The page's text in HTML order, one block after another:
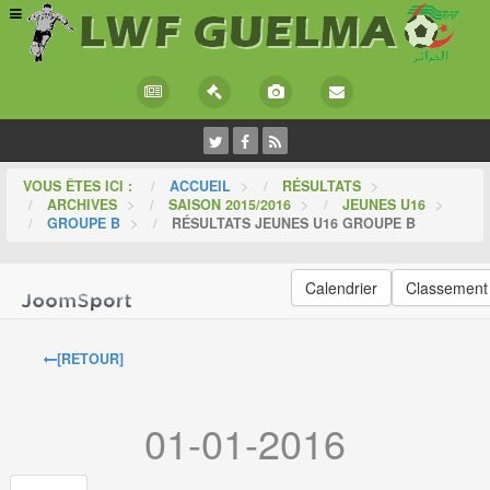
VOUS ÊTES ICI : ACCUEIL > RÉSULTATS >
ARCHIVES > SAISON 2015/2016 > JEUNES U16 >
GROUPE B > RÉSULTATS JEUNES U16 GROUPE B
Calendrier Classement
[RETOUR]
01-01-2016